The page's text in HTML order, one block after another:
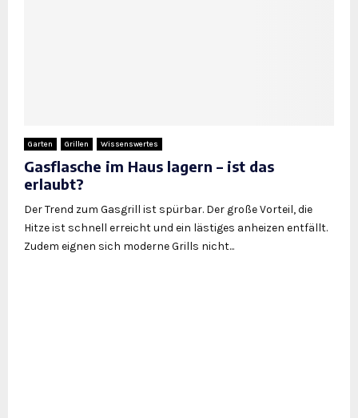
Garten Grillen Wissenswertes
Gasflasche im Haus lagern – ist das
erlaubt?
Der Trend zum Gasgrill ist spürbar. Der große Vorteil, die
Hitze ist schnell erreicht und ein lästiges anheizen entfällt.
Zudem eignen sich moderne Grills nicht...